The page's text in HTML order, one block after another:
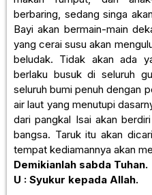
berbaring, sedang singa
Bayi akan bermain-main
yang cerai susu akan
beludak. Tidak akan ada
berlaku busuk di seluruh
seluruh bumi penuh dengan
air laut yang menutupi
dari pangkal Isai akan
bangsa. Taruk itu akan
tempat kediamannya akan
Demikianlah sabda Tuhan.
U : Syukur kepada Allah.